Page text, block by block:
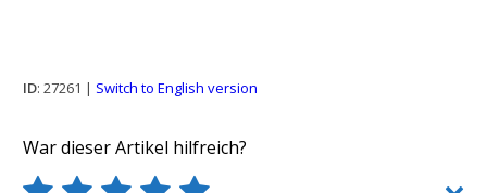
ID: 27261 | Switch to English version
War dieser Artikel hilfreich?